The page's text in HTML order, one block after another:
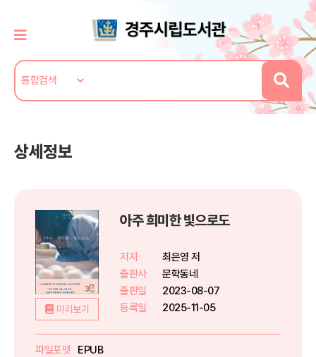
상세정보
미리보기
아주 희미한 빛으로도
저자
최은영 저
출판사
문학동네
출판일
2023-08-07
등록일
2025-11-05
파일포맷
EPUB